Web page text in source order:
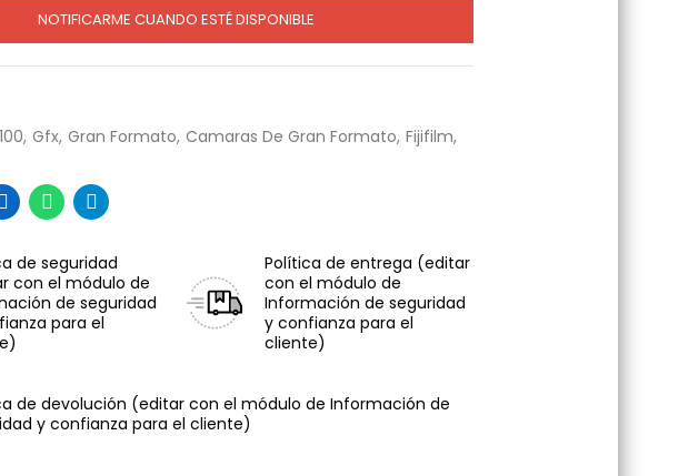
NOTIFICARME CUANDO ESTÉ DISPONIBLE
100 Gfx Gran Formato Camaras De Gran Formato Fijifilm
de seguridad
con el módulo de
de seguridad
para el
Política de entrega (editar
con el módulo de
Información de seguridad
y confianza para el
cliente)
de devolución (editar con el módulo de Información de
y confianza para el cliente)